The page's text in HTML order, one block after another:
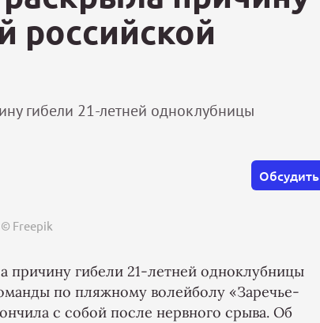
российской
гибели 21-летней одноклубницы
Обсудить
© Freepik
причину гибели 21-летней одноклубницы
по пляжному волейболу «Заречье-
с собой после нервного срыва. Об